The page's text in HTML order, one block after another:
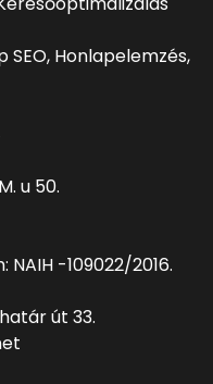
SEO, Honlapelemzés,
u 50.
-109022/2016.
út 33.